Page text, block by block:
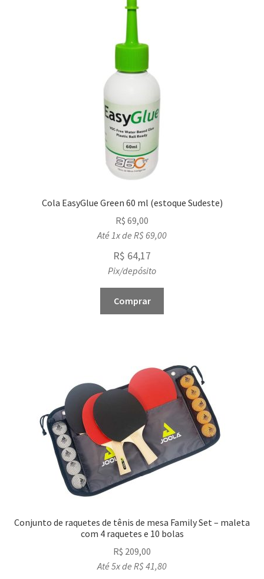
Cola EasyGlue Green 60 ml (estoque Sudeste)
R$ 69,00
Até 1x de R$69,00
R$ 64,17
Pix/depósito
Comprar
Conjunto de raquetes de tênis de mesa Family Set – maleta
com 4 raquetes e 10 bolas
R$ 209,00
Até 5x de R$41,80